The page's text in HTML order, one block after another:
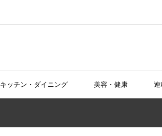
キッチン・ダイニング 美容・健康